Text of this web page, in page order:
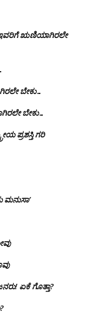
ಇವರಿಗೆ ಋಣಿಯಾಗಿರಲೇ
ಬೇಕು…
ಬೇಕು…
ಪ್ರಶಸ್ತಿ ಗರಿ
ಏಕೆ ಗೊತ್ತಾ?